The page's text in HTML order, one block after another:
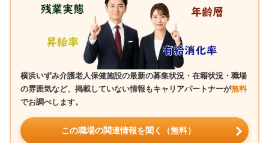
横浜いずみ介護老人保健施設の最新の募集状況・在籍状況・職場
の雰囲気など、掲載していない情報もキャリアパートナーが無料
でお調べします。
この職場の関連情報を聞く（無料）